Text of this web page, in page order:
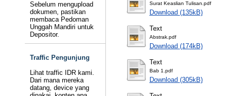
Sebelum mengupload
dokumen, pastikan
membaca Pedoman
Unggah Mandiri untuk
Depositor.
Traffic Pengunjung
Lihat traffic IDR kami.
Dari mana mereka
datang, device yang
Surat Keaslian Tulisan.pdf
Download (135kB)
Text
Abstrak.pdf
Download (174kB)
Text
Bab 1.pdf
Download (305kB)